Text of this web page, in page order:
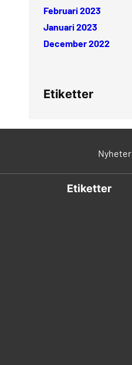
Februari 2023
Januari 2023
December 2022
Etiketter
Nyheter
Etiketter